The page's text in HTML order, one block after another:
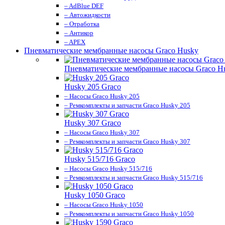
– AdBlue DEF
– Автожидкости
– Отработка
– Антикор
– APEX
Пневматические мембранные насосы Graco Husky
Пневматические мембранные насосы Graco
Husky 205 Graco
– Насосы Graco Husky 205
– Ремкомплекты и запчасти Graco Husky 205
Husky 307 Graco
– Насосы Graco Husky 307
– Ремкомплекты и запчасти Graco Husky 307
Husky 515/716 Graco
– Насосы Graco Husky 515/716
– Ремкомплекты и запчасти Graco Husky 515/716
Husky 1050 Graco
– Насосы Graco Husky 1050
– Ремкомплекты и запчасти Graco Husky 1050